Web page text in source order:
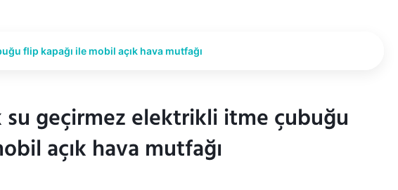
flip kapağı ile mobil açık hava mutfağı
su geçirmez elektrikli itme çubuğu
açık hava mutfağı
su geçirmez elektrikli itme çubuğu
açık hava mutfağı